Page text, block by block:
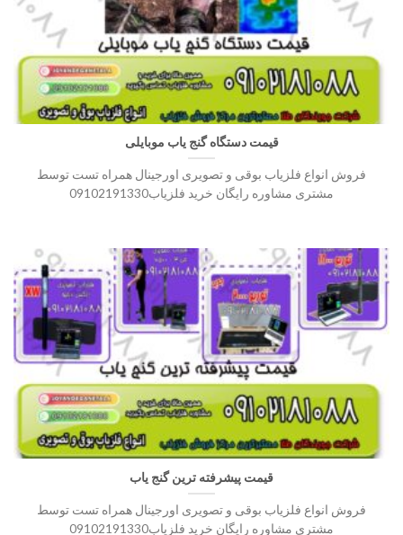
قیمت دستگاه گنج یاب موبایلی
فروش انواع فلزیاب بوقی و تصویری اورجینال همراه تست توسط
مشتری مشاوره رایگان خرید فلزیاب09102191330
قیمت پیشرفته ترین گنج یاب
فروش انواع فلزیاب بوقی و تصویری اورجینال همراه تست توسط
مشتری مشاوره رایگان خرید فلزیاب09102191330